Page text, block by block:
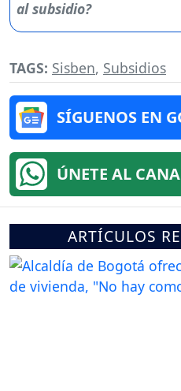
TAGS: Sisben, Subsidios
SÍGUENOS EN
ÚNETE AL
ARTÍCULOS